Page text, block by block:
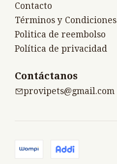
Contacto
Términos y Condiciones
Politica de reembolso
Política de privacidad
Contáctanos
provipets@gmail.com